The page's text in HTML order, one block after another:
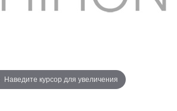
Наведите курсор для увеличения